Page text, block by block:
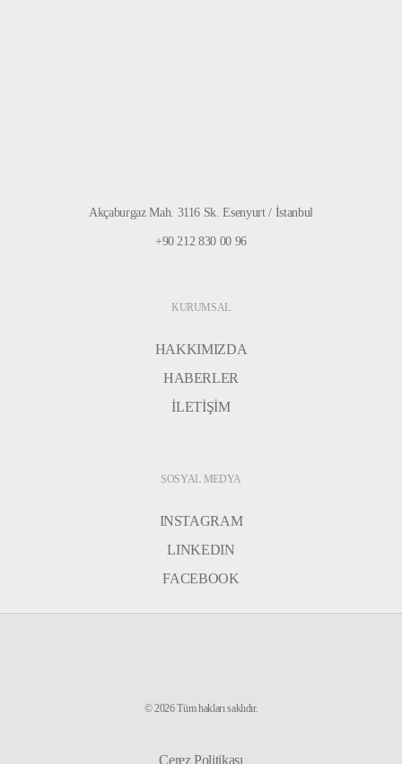
Akçaburgaz Mah. 3116 Sk. Esenyurt / İstanbul
+90 212 830 00 96
KURUMSAL
HAKKIMIZDA
HABERLER
İLETİŞİM
SOSYAL MEDYA
INSTAGRAM
LINKEDIN
FACEBOOK
©2026Tüm hakları saklıdır.
Çerez Politikası